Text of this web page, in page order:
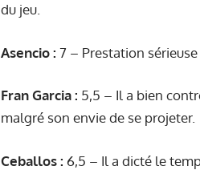
du jeu.
Asencio : 7 – Prestation
Fran Garcia : 5,5 – Il a bien
malgré son envie de se projeter.
Ceballos : 6,5 – Il a dicté le